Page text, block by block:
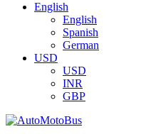
English
English
Spanish
German
USD
USD
INR
GBP